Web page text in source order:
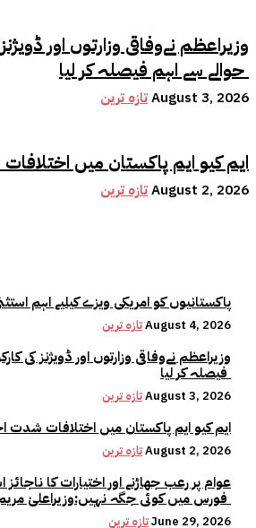
وزیراعظم نےوفاقی وزارتوں اور
حوالے سے اہم فیصلہ کر لیا
تازہ ترینAugust 3, 2026
ایم کیو ایم پاکستان میں
تازہ ترینAugust 2, 2026
پاکستانیوں کو امریکی ویزے کیلیے اہم
تازہ ترینAugust 4, 2026
وزیراعظم نےوفاقی وزارتوں اور ڈویژنز کی
تازہ ترینAugust 3, 2026
ایم کیو ایم پاکستان میں اختلافات شدت
تازہ ترینAugust 2, 2026
عوام پر رعب جھاڑنے اور اختیارات کا ناجائز
تازہ ترینJune 29, 2026